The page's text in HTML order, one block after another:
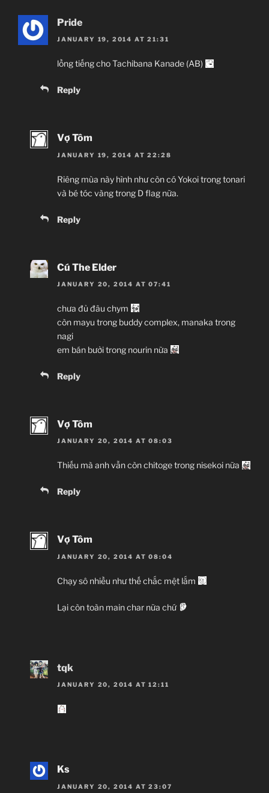
Pride
JANUARY 19, 2014 AT 21:31
lồng tiếng cho Tachibana Kanade (AB)
Reply
Vợ Tôm
JANUARY 19, 2014 AT 22:28
Riêng mùa này hình như còn có Yokoi trong tonari
và bé tóc vàng trong D flag nữa.
Reply
Cú The Elder
JANUARY 20, 2014 AT 07:41
chưa đủ đâu chym
còn mayu trong buddy complex, manaka trong
nagi
em bán bưởi trong nourin nữa
Reply
Vợ Tôm
JANUARY 20, 2014 AT 08:03
Thiếu mà anh vẫn còn chitoge trong nisekoi nữa
Reply
Vợ Tôm
JANUARY 20, 2014 AT 08:04
Chạy sô nhiều như thế chắc mệt lắm
Lại còn toàn main char nữa chứ
tqk
JANUARY 20, 2014 AT 12:11
Ks
JANUARY 20, 2014 AT 23:07